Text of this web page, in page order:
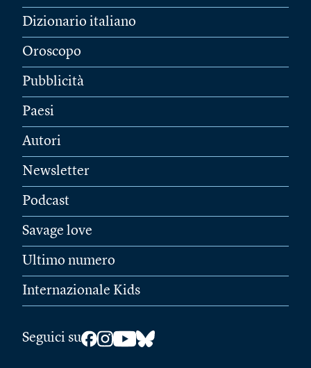
Dizionario italiano
Oroscopo
Pubblicità
Paesi
Autori
Newsletter
Podcast
Savage love
Ultimo numero
Internazionale Kids
Seguici su